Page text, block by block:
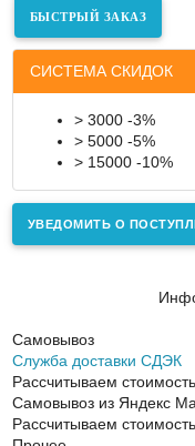
СИСТЕМА СКИДОК
> 3000 -3%
> 5000 -5%
> 15000 -10%
УВЕДОМИТЬ О
Самовывоз
Служба доставки СДЭК
Рассчитываем стоимость
Самовывоз из Яндекс
Рассчитываем стоимость